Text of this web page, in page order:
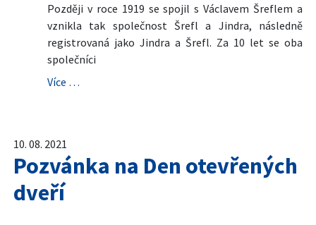
Později v roce 1919 se spojil s Václavem Šreflem a
vznikla tak společnost Šrefl a Jindra, následně
registrovaná jako Jindra a Šrefl. Za 10 let se oba
společníci
Více …
10. 08. 2021
Pozvánka na Den otevřených
dveří